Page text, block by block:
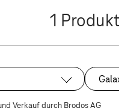
1 Produkt
Verkauf durch Brodos AG